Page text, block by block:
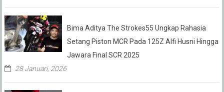
Bima Aditya The Strokes55 Ungkap Rahasia
Setang Piston MCR Pada 125Z Alfi Husni Hingga
Jawara Final SCR 2025
28 Januari, 2026